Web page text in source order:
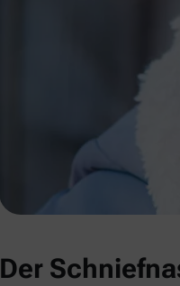
Der